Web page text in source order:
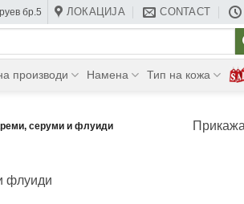
бр.5 ЛОКАЦИЈА CONTACT
производи Намена Тип на кожа
серуми и флуиди
флуиди